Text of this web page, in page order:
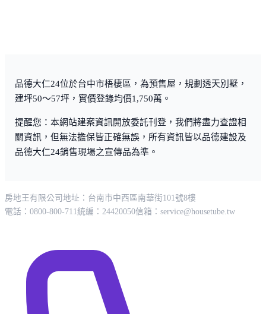
品德大仁24位於台中市梧棲區，為預售屋，規劃透天別墅，
建坪50～57坪，實價登錄均價1,750萬。
提醒您：本網站建案資訊開放委託刊登，我們將盡力查證相
關資訊，但無法擔保皆正確無誤，所有資訊皆以品德建設及
品德大仁24銷售現場之宣傳品為準。
房地王有限公司 地址：台南市中西區南華街101號8樓
電話：0800-800-711統編：24420050信箱： service@housetube.tw